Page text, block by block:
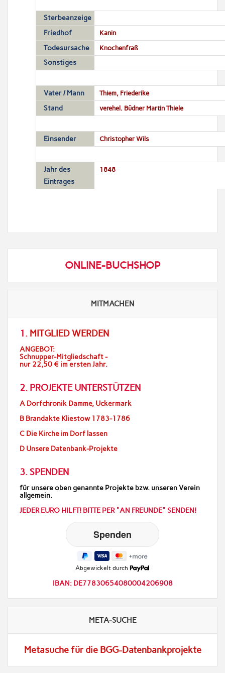
Sterbeanzeige
Friedhof
Kanin
Todesursache Knochenfraß
Sonstiges
Vater / Mann Thiem, Friederike
Stand verehel. Büdner Martin Thiele
Einsender Christopher Wils
Jahr des
Eintrages
1848
ONLINE-BUCHSHOP
MITMACHEN
1. MITGLIED WERDEN
ANGEBOT:
Schnupper-Mitgliedschaft -
nur 22,50 € im ersten Jahr.
2. PROJEKTE UNTERSTÜTZEN
A Dorfchronik Damme, Uckermark
B Brandakte Kliestow 1783-1786
C Die Kirche im Dorf lassen
D Unsere Datenbank-Projekte
3. SPENDEN
für unsere oben genannte Projekte bzw. unseren Verein
allgemein.
JEDER EURO HILFT! BITTE PER "AN FREUNDE" SENDEN!
Abgewickelt durch
IBAN: DE77830654080004206908
META-SUCHE
Metasuche für die BGG-Datenbankprojekte